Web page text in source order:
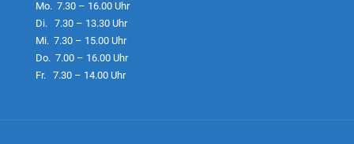
Mo. 7.30 – 16.00 Uhr
Di. 7.30 – 13.30 Uhr
Mi. 7.30 – 15.00 Uhr
Do. 7.00 – 16.00 Uhr
Fr. 7.30 – 14.00 Uhr